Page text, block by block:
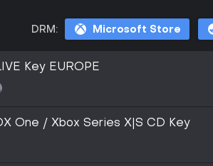
DRM: Microsoft Store
Key EUROPE
One / Xbox Series X|S CD Key